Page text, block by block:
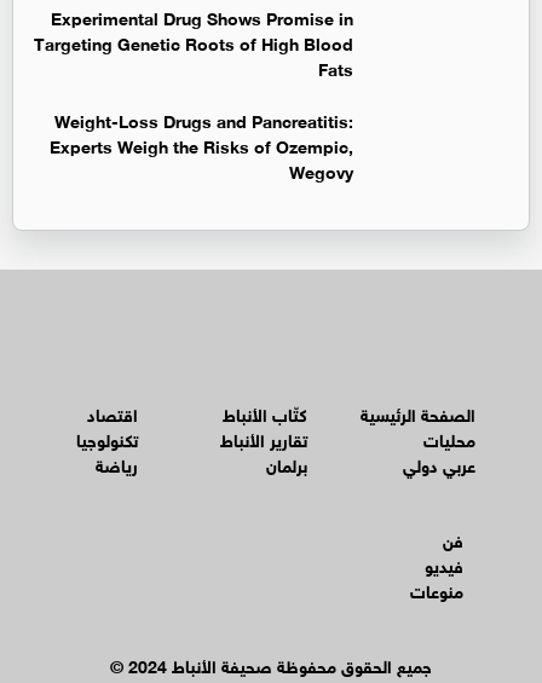
Experimental Drug Shows Promise in
Targeting Genetic Roots of High Blood
Fats
Weight-Loss Drugs and Pancreatitis:
Experts Weigh the Risks of Ozempic,
Wegovy
الصفحة الرئيسية
محليات
عربي دولي
كتّاب الأنباط
تقارير الأنباط
برلمان
اقتصاد
تكنولوجيا
رياضة
فن
فيديو
منوعات
© جميع الحقوق محفوظة صحيفة الأنباط 2024